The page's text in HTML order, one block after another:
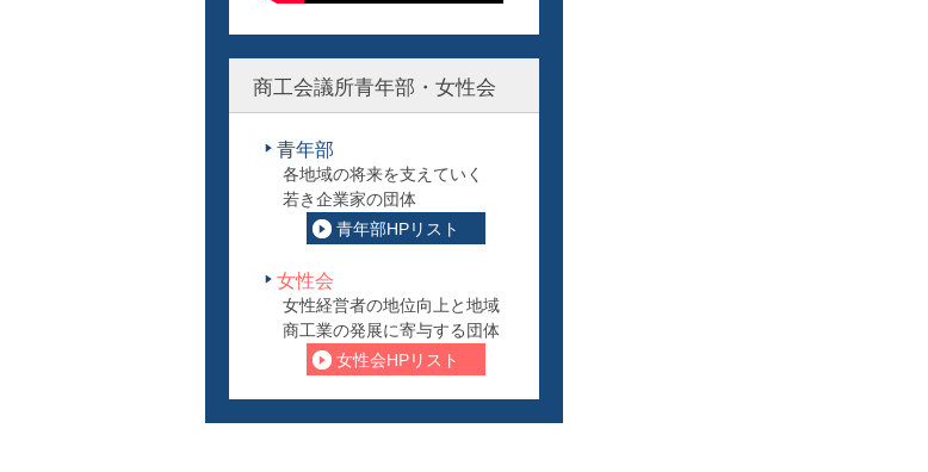
商工会議所青年部・女性会
青年部
各地域の将来を支えていく
若き企業家の団体
青年部HPリスト
女性会
女性経営者の地位向上と地域
商工業の発展に寄与する団体
女性会HPリスト